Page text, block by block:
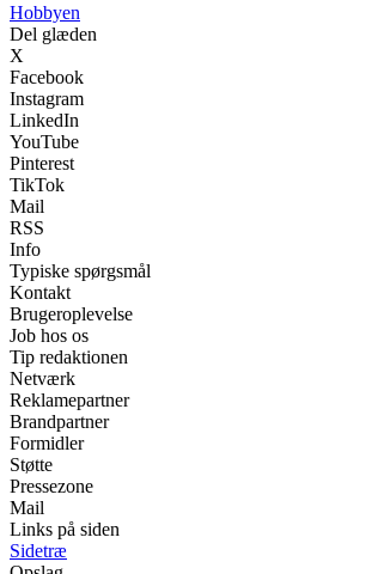
Hobbyen
Del glæden
X
Facebook
Instagram
LinkedIn
YouTube
Pinterest
TikTok
Mail
RSS
Info
Typiske spørgsmål
Kontakt
Brugeroplevelse
Job hos os
Tip redaktionen
Netværk
Reklamepartner
Brandpartner
Formidler
Støtte
Pressezone
Mail
Links på siden
Sidetræ